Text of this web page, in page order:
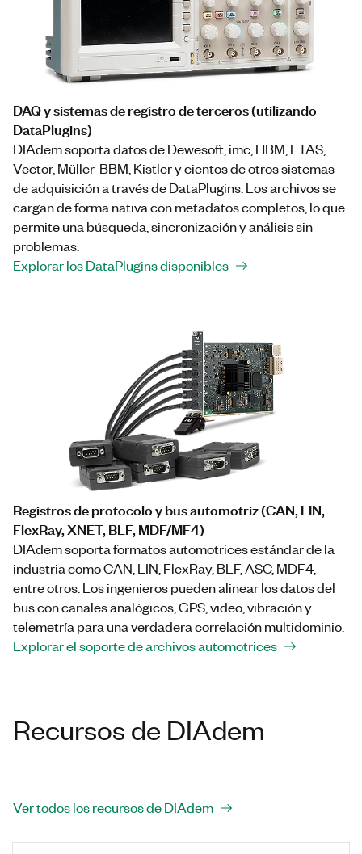
DAQ y sistemas de registro de terceros (utilizando
DataPlugins)
DIAdem soporta datos de Dewesoft, imc, HBM, ETAS,
Vector, Müller-BBM, Kistler y cientos de otros sistemas
de adquisición a través de DataPlugins. Los archivos se
cargan de forma nativa con metadatos completos, lo que
permite una búsqueda, sincronización y análisis sin
problemas.
Explorar los DataPlugins disponibles
Registros de protocolo y bus automotriz (CAN, LIN,
FlexRay, XNET, BLF, MDF/MF4)
DIAdem soporta formatos automotrices estándar de la
industria como CAN, LIN, FlexRay, BLF, ASC, MDF4,
entre otros. Los ingenieros pueden alinear los datos del
bus con canales analógicos, GPS, video, vibración y
telemetría para una verdadera correlación multidominio.
Explorar el soporte de archivos automotrices
Recursos de DIAdem
Ver todos los recursos de DIAdem